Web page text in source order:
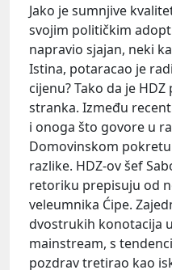
Jako je sumnjive
svojim političkim
napravio sjajan, neki
Istina, potaracao je
cijenu? Tako da je
stranka. Između
i onoga što govore u
Domovinskom
razlike. HDZ-ov šef
retoriku prepisuju od
veleumnika Ćipe.
dvostrukih konotacija
mainstream, s
pozdrav tretirao kao